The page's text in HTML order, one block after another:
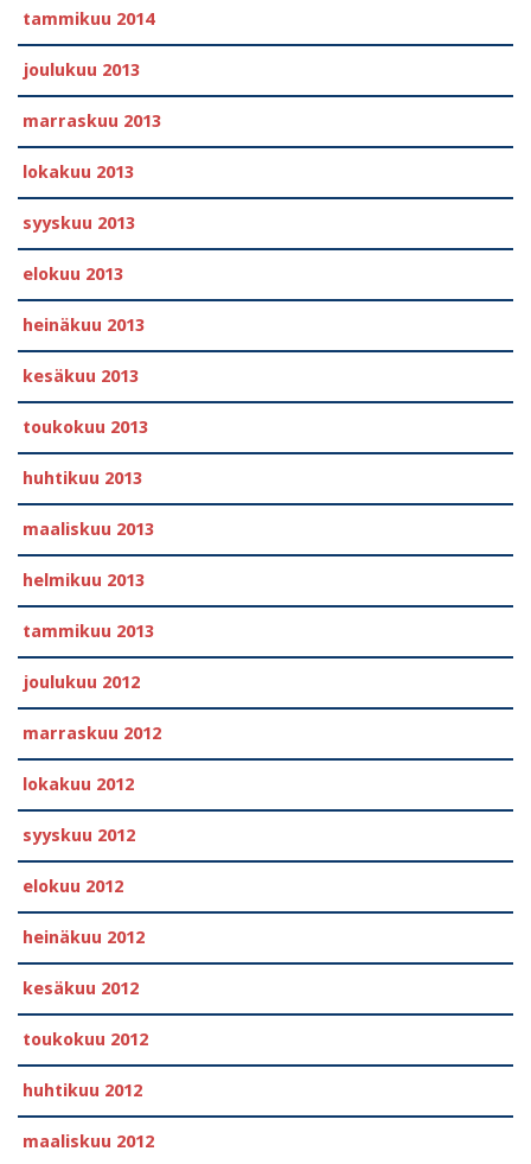
tammikuu 2014
joulukuu 2013
marraskuu 2013
lokakuu 2013
syyskuu 2013
elokuu 2013
heinäkuu 2013
kesäkuu 2013
toukokuu 2013
huhtikuu 2013
maaliskuu 2013
helmikuu 2013
tammikuu 2013
joulukuu 2012
marraskuu 2012
lokakuu 2012
syyskuu 2012
elokuu 2012
heinäkuu 2012
kesäkuu 2012
toukokuu 2012
huhtikuu 2012
maaliskuu 2012